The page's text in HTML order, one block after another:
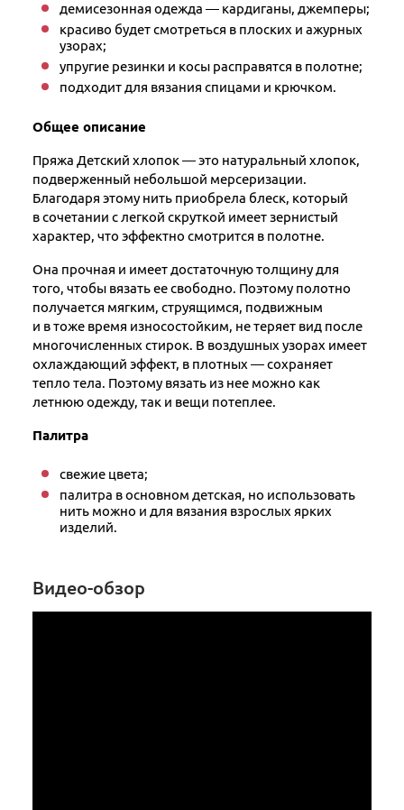
демисезонная одежда — кардиганы, джемперы;
красиво будет смотреться в плоских и ажурных
узорах;
упругие резинки и косы расправятся в полотне;
подходит для вязания спицами и крючком.
Общее описание
Пряжа Детский хлопок — это натуральный хлопок,
подверженный небольшой мерсеризации.
Благодаря этому нить приобрела блеск, который
в сочетании с легкой скруткой имеет зернистый
характер, что эффектно смотрится в полотне.
Она прочная и имеет достаточную толщину для
того, чтобы вязать ее свободно. Поэтому полотно
получается мягким, струящимся, подвижным
и в тоже время износостойким, не теряет вид после
многочисленных стирок. В воздушных узорах имеет
охлаждающий эффект, в плотных — сохраняет
тепло тела. Поэтому вязать из нее можно как
летнюю одежду, так и вещи потеплее.
Палитра
свежие цвета;
палитра в основном детская, но использовать
нить можно и для вязания взрослых ярких
изделий.
Видео-обзор